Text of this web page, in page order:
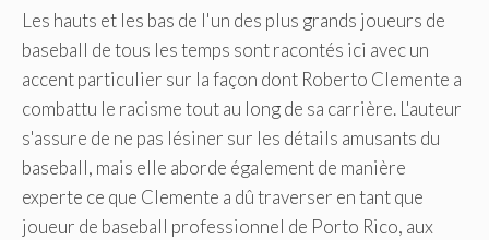
Les hauts et les bas de l'un des plus grands joueurs de
baseball de tous les temps sont racontés ici avec un
accent particulier sur la façon dont Roberto Clemente a
combattu le racisme tout au long de sa carrière. L'auteur
s'assure de ne pas lésiner sur les détails amusants du
baseball, mais elle aborde également de manière
experte ce que Clemente a dû traverser en tant que
joueur de baseball professionnel de Porto Rico, aux